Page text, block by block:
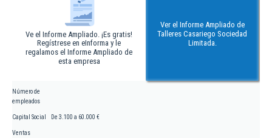
Ve el Informe Ampliado. ¡Es gratis!
Regístrese en eInforma y le
regalamos el Informe Ampliado de
esta empresa
Ver el Informe Ampliado de
Talleres Casariego Sociedad
Limitada.
Número de
empleados
Capital Social De 3.100 a 60.000 €
Ventas